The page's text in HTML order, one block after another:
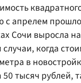
с апрелем
Сочи выросла
когда
в
тысяч рублей,